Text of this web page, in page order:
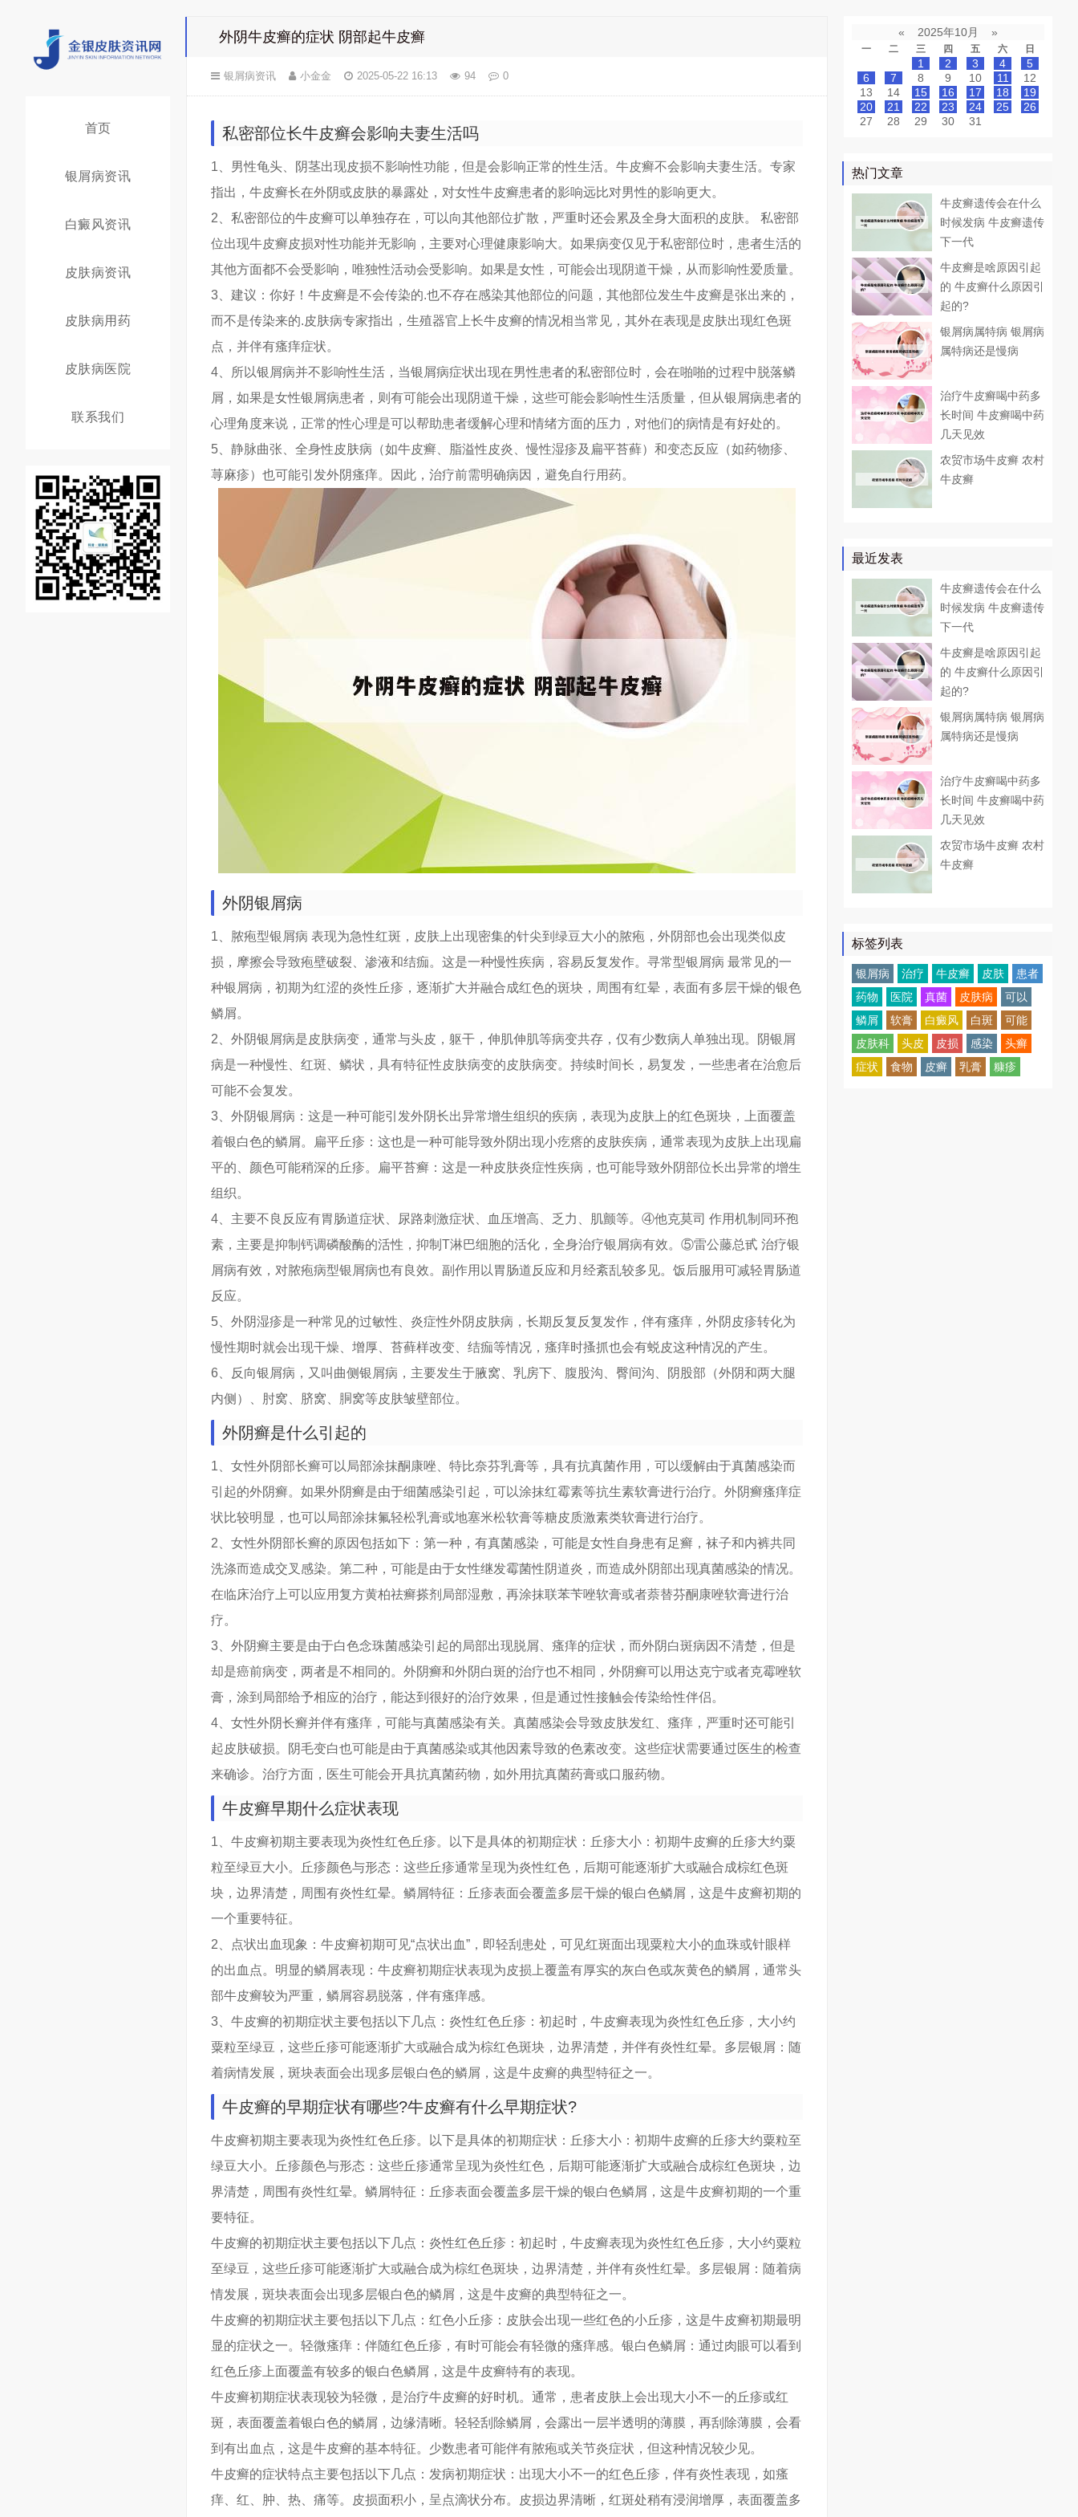
首页
银屑病资讯
白癜风资讯
皮肤病资讯
皮肤病用药
皮肤病医院
联系我们
外阴牛皮癣的症状 阴部起牛皮癣
银屑病资讯 小金金 2025-05-22 16:13 94 0
私密部位长牛皮癣会影响夫妻生活吗
1、男性龟头、阴茎出现皮损不影响性功能，但是会影响正常的性生活。牛皮癣不会影响夫妻生活。专家
指出，牛皮癣长在外阴或皮肤的暴露处，对女性牛皮癣患者的影响远比对男性的影响更大。
2、私密部位的牛皮癣可以单独存在，可以向其他部位扩散，严重时还会累及全身大面积的皮肤。 私密部
位出现牛皮癣皮损对性功能并无影响，主要对心理健康影响大。如果病变仅见于私密部位时，患者生活的
其他方面都不会受影响，唯独性活动会受影响。如果是女性，可能会出现阴道干燥，从而影响性爱质量。
3、建议：你好！牛皮癣是不会传染的.也不存在感染其他部位的问题，其他部位发生牛皮癣是张出来的，
而不是传染来的.皮肤病专家指出，生殖器官上长牛皮癣的情况相当常见，其外在表现是皮肤出现红色斑
点，并伴有瘙痒症状。
4、所以银屑病并不影响性生活，当银屑病症状出现在男性患者的私密部位时，会在啪啪的过程中脱落鳞
屑，如果是女性银屑病患者，则有可能会出现阴道干燥，这些可能会影响性生活质量，但从银屑病患者的
心理角度来说，正常的性心理是可以帮助患者缓解心理和情绪方面的压力，对他们的病情是有好处的。
5、静脉曲张、全身性皮肤病（如牛皮癣、脂溢性皮炎、慢性湿疹及扁平苔藓）和变态反应（如药物疹、
荨麻疹）也可能引发外阴瘙痒。因此，治疗前需明确病因，避免自行用药。
外阴银屑病
1、脓疱型银屑病 表现为急性红斑，皮肤上出现密集的针尖到绿豆大小的脓疱，外阴部也会出现类似皮
损，摩擦会导致疱壁破裂、渗液和结痂。这是一种慢性疾病，容易反复发作。寻常型银屑病 最常见的一
种银屑病，初期为红涩的炎性丘疹，逐渐扩大并融合成红色的斑块，周围有红晕，表面有多层干燥的银色
鳞屑。
2、外阴银屑病是皮肤病变，通常与头皮，躯干，伸肌伸肌等病变共存，仅有少数病人单独出现。阴银屑
病是一种慢性、红斑、鳞状，具有特征性皮肤病变的皮肤病变。持续时间长，易复发，一些患者在治愈后
可能不会复发。
3、外阴银屑病：这是一种可能引发外阴长出异常增生组织的疾病，表现为皮肤上的红色斑块，上面覆盖
着银白色的鳞屑。扁平丘疹：这也是一种可能导致外阴出现小疙瘩的皮肤疾病，通常表现为皮肤上出现扁
平的、颜色可能稍深的丘疹。扁平苔癣：这是一种皮肤炎症性疾病，也可能导致外阴部位长出异常的增生
组织。
4、主要不良反应有胃肠道症状、尿路刺激症状、血压增高、乏力、肌颤等。④他克莫司 作用机制同环孢
素，主要是抑制钙调磷酸酶的活性，抑制T淋巴细胞的活化，全身治疗银屑病有效。⑤雷公藤总甙 治疗银
屑病有效，对脓疱病型银屑病也有良效。副作用以胃肠道反应和月经紊乱较多见。饭后服用可减轻胃肠道
反应。
5、外阴湿疹是一种常见的过敏性、炎症性外阴皮肤病，长期反复反复发作，伴有瘙痒，外阴皮疹转化为
慢性期时就会出现干燥、增厚、苔藓样改变、结痂等情况，瘙痒时搔抓也会有蜕皮这种情况的产生。
6、反向银屑病，又叫曲侧银屑病，主要发生于腋窝、乳房下、腹股沟、臀间沟、阴股部（外阴和两大腿
内侧）、肘窝、脐窝、胴窝等皮肤皱壁部位。
外阴癣是什么引起的
1、女性外阴部长癣可以局部涂抹酮康唑、特比奈芬乳膏等，具有抗真菌作用，可以缓解由于真菌感染而
引起的外阴癣。如果外阴癣是由于细菌感染引起，可以涂抹红霉素等抗生素软膏进行治疗。外阴癣瘙痒症
状比较明显，也可以局部涂抹氟轻松乳膏或地塞米松软膏等糖皮质激素类软膏进行治疗。
2、女性外阴部长癣的原因包括如下：第一种，有真菌感染，可能是女性自身患有足癣，袜子和内裤共同
洗涤而造成交叉感染。第二种，可能是由于女性继发霉菌性阴道炎，而造成外阴部出现真菌感染的情况。
在临床治疗上可以应用复方黄柏祛癣搽剂局部湿敷，再涂抹联苯苄唑软膏或者萘替芬酮康唑软膏进行治
疗。
3、外阴癣主要是由于白色念珠菌感染引起的局部出现脱屑、瘙痒的症状，而外阴白斑病因不清楚，但是
却是癌前病变，两者是不相同的。外阴癣和外阴白斑的治疗也不相同，外阴癣可以用达克宁或者克霉唑软
膏，涂到局部给予相应的治疗，能达到很好的治疗效果，但是通过性接触会传染给性伴侣。
4、女性外阴长癣并伴有瘙痒，可能与真菌感染有关。真菌感染会导致皮肤发红、瘙痒，严重时还可能引
起皮肤破损。阴毛变白也可能是由于真菌感染或其他因素导致的色素改变。这些症状需要通过医生的检查
来确诊。治疗方面，医生可能会开具抗真菌药物，如外用抗真菌药膏或口服药物。
牛皮癣早期什么症状表现
1、牛皮癣初期主要表现为炎性红色丘疹。以下是具体的初期症状：丘疹大小：初期牛皮癣的丘疹大约粟
粒至绿豆大小。丘疹颜色与形态：这些丘疹通常呈现为炎性红色，后期可能逐渐扩大或融合成棕红色斑
块，边界清楚，周围有炎性红晕。鳞屑特征：丘疹表面会覆盖多层干燥的银白色鳞屑，这是牛皮癣初期的
一个重要特征。
2、点状出血现象：牛皮癣初期可见“点状出血”，即轻刮患处，可见红斑面出现粟粒大小的血珠或针眼样
的出血点。明显的鳞屑表现：牛皮癣初期症状表现为皮损上覆盖有厚实的灰白色或灰黄色的鳞屑，通常头
部牛皮癣较为严重，鳞屑容易脱落，伴有瘙痒感。
3、牛皮癣的初期症状主要包括以下几点：炎性红色丘疹：初起时，牛皮癣表现为炎性红色丘疹，大小约
粟粒至绿豆，这些丘疹可能逐渐扩大或融合成为棕红色斑块，边界清楚，并伴有炎性红晕。多层银屑：随
着病情发展，斑块表面会出现多层银白色的鳞屑，这是牛皮癣的典型特征之一。
牛皮癣的早期症状有哪些?牛皮癣有什么早期症状?
牛皮癣初期主要表现为炎性红色丘疹。以下是具体的初期症状：丘疹大小：初期牛皮癣的丘疹大约粟粒至
绿豆大小。丘疹颜色与形态：这些丘疹通常呈现为炎性红色，后期可能逐渐扩大或融合成棕红色斑块，边
界清楚，周围有炎性红晕。鳞屑特征：丘疹表面会覆盖多层干燥的银白色鳞屑，这是牛皮癣初期的一个重
要特征。
牛皮癣的初期症状主要包括以下几点：炎性红色丘疹：初起时，牛皮癣表现为炎性红色丘疹，大小约粟粒
至绿豆，这些丘疹可能逐渐扩大或融合成为棕红色斑块，边界清楚，并伴有炎性红晕。多层银屑：随着病
情发展，斑块表面会出现多层银白色的鳞屑，这是牛皮癣的典型特征之一。
牛皮癣的初期症状主要包括以下几点：红色小丘疹：皮肤会出现一些红色的小丘疹，这是牛皮癣初期最明
显的症状之一。轻微瘙痒：伴随红色丘疹，有时可能会有轻微的瘙痒感。银白色鳞屑：通过肉眼可以看到
红色丘疹上面覆盖有较多的银白色鳞屑，这是牛皮癣特有的表现。
牛皮癣初期症状表现较为轻微，是治疗牛皮癣的好时机。通常，患者皮肤上会出现大小不一的丘疹或红
斑，表面覆盖着银白色的鳞屑，边缘清晰。轻轻刮除鳞屑，会露出一层半透明的薄膜，再刮除薄膜，会看
到有出血点，这是牛皮癣的基本特征。少数患者可能伴有脓疱或关节炎症状，但这种情况较少见。
牛皮癣的症状特点主要包括以下几点：发病初期症状：出现大小不一的红色丘疹，伴有炎性表现，如瘙
痒、红、肿、热、痛等。皮损面积小，呈点滴状分布。皮损边界清晰，红斑处稍有浸润增厚，表面覆盖多
« 2025年10月 »
一 二 三 四 五 六 日
1 2 3 4
5
6
7 8 9 10 11
12
13
14 15 16 17 18
19
20
21 22 23 24 25
26
27
28 29 30 31
热门文章
牛皮癣遗传会在什么
时候发病 牛皮癣遗传
下一代
牛皮癣是啥原因引起
的 牛皮癣什么原因引
起的?
银屑病属特病 银屑病
属特病还是慢病
治疗牛皮癣喝中药多
长时间 牛皮癣喝中药
几天见效
农贸市场牛皮癣 农村
牛皮癣
最近发表
牛皮癣遗传会在什么
时候发病 牛皮癣遗传
下一代
牛皮癣是啥原因引起
的 牛皮癣什么原因引
起的?
银屑病属特病 银屑病
属特病还是慢病
治疗牛皮癣喝中药多
长时间 牛皮癣喝中药
几天见效
农贸市场牛皮癣 农村
牛皮癣
标签列表
银屑病 治疗 牛皮癣 皮肤
患者
药物
医院 真菌 皮肤病
可以
鳞屑
软膏 白癜风 白斑
可能
皮肤科
头皮 皮损 感染
头癣
症状
食物 皮癣 乳膏 糠疹